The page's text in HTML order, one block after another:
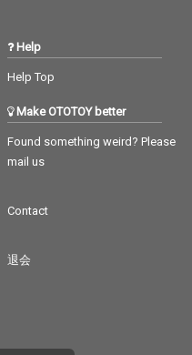
Help
Help Top
Make OTOTOY better
Found something weird? Please
mail us
Contact
退会